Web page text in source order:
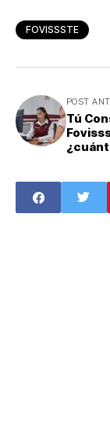
FOVISSSTE
POST
Tú
una
del